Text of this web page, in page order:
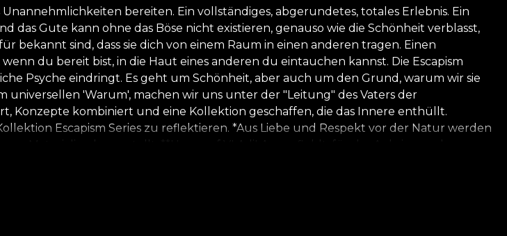
bereiten. Ein vollständiges, abgerundetes, totales Erlebnis. Ein
Gute kann ohne das Böse nicht existieren, genauso wie die Schönheit verblasst,
bekannt sind, dass sie dich von einem Raum in einen anderen tragen. Einen
du bereit bist, in die Haut eines anderen du eintauchen kannst. Die Escapism
Psyche eindringt. Es geht um Schönheit, aber auch um den Grund, warum wir sie
universellen 'Warum', machen wir uns unter der "Leitung" des Vaters der
Konzepte kombiniert und eine Kollektion geschaffen, die das Innere enthüllt.
Escapism Series zu reflektieren. *Aus Liebe und Respekt vor der Natur werden
sicheren und effizienten Dekorationsprozess genießen, der den höchsten